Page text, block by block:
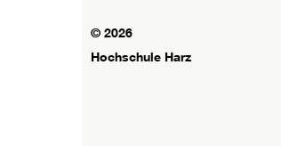
© 2026
Hochschule Harz